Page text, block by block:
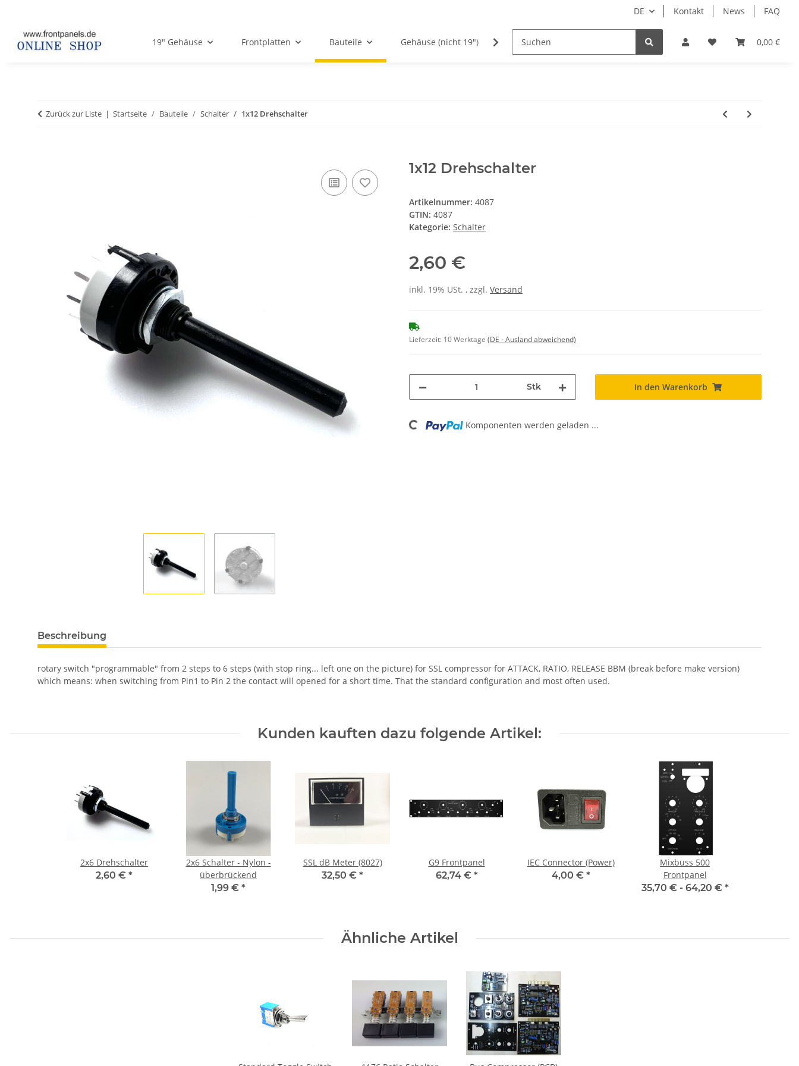
DE Kontakt News FAQ
0,00 €
19" Gehäuse Frontplatten Bauteile Gehäuse (nicht 19") PCBs
Zurück zur Liste Startseite Bauteile Schalter 1x12 Drehschalter
1x12 Drehschalter
Artikelnummer: 4087
GTIN: 4087
Kategorie: Schalter
2,60 €
inkl. 19% USt. , zzgl. Versand
Lieferzeit: 10 Werktage (DE - Ausland abweichend)
Stk In den Warenkorb
Loading... Komponenten werden geladen ...
weitere Registerkarten anzeigen
Beschreibung
rotary switch "programmable" from 2 steps to 6 steps (with stop ring... left one on the picture) for SSL compressor for ATTACK, RATIO, RELEASE BBM (break before make version)
which means: when switching from Pin1 to Pin 2 the contact will opened for a short time. That the standard configuration and most often used.
Kunden kauften dazu folgende Artikel:
2x6 Drehschalter
2,60 € *
2x6 Schalter - Nylon -
überbrückend
1,99 € *
SSL dB Meter (8027)
32,50 € *
G9 Frontpanel
62,74 € *
IEC Connector (Power)
4,00 € *
Mixbuss 500
Frontpanel
35,70 € - 64,20 € *
Ähnliche Artikel